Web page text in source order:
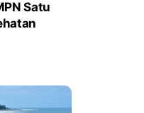
Satu